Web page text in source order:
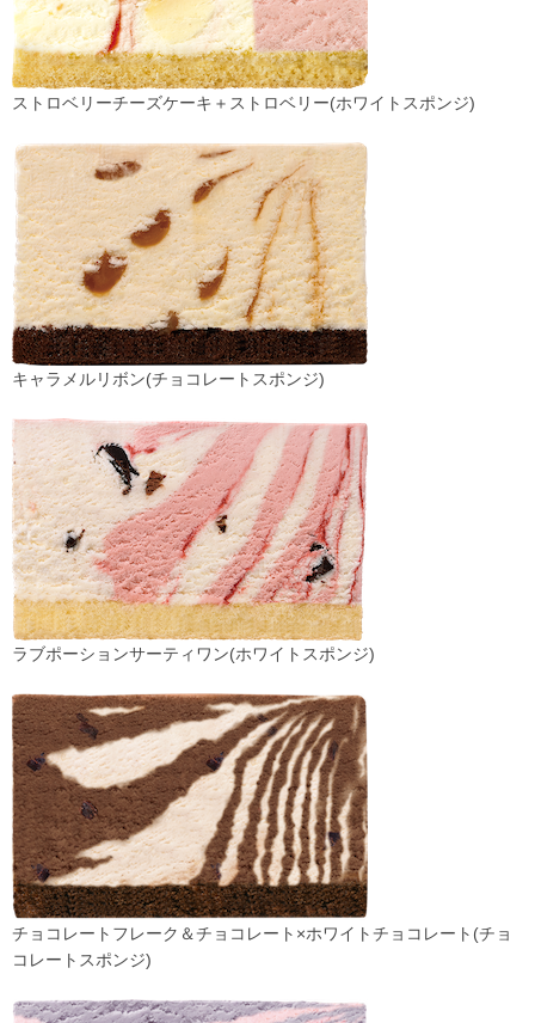
ストロベリーチーズケーキ＋ストロベリー(ホワイトスポンジ)
キャラメルリボン(チョコレートスポンジ)
ラブポーションサーティワン(ホワイトスポンジ)
チョコレートフレーク＆チョコレート×ホワイトチョコレート(チョ
コレートスポンジ)